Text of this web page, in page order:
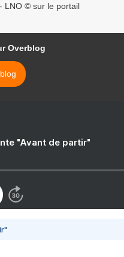
LNO © sur le portail
Overblog
"Avant de partir"